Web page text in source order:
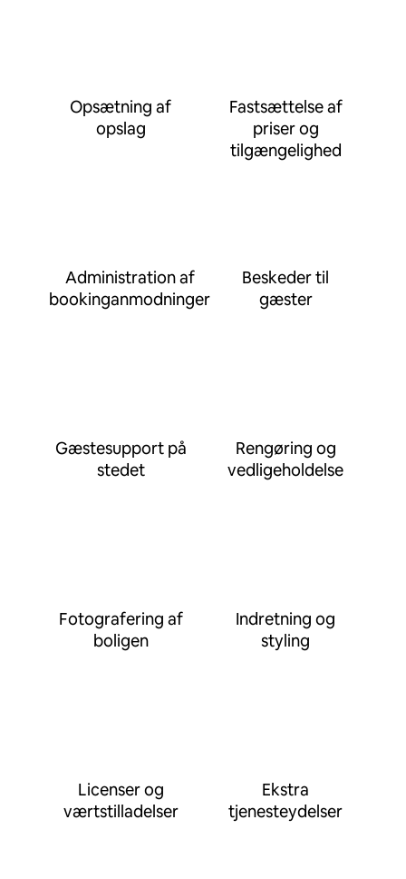
Opsætning af
opslag
Fastsættelse af
priser og
tilgængelighed
Administration af
bookinganmodninger
Beskeder til
gæster
Gæstesupport på
stedet
Rengøring og
vedligeholdelse
Fotografering af
boligen
Indretning og
styling
Licenser og
værtstilladelser
Ekstra
tjenesteydelser